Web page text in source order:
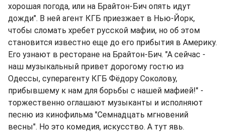
хорошая погода, или на Брайтон-Бич опять идут
дожди". В ней агент КГБ приезжает в Нью-Йорк,
чтобы сломать хребет русской мафии, но об этом
становится известно еще до его прибытия в Америку.
Его узнают в ресторане на Брайтон-Бич. "А сейчас -
наш музыкальный привет дорогому гостю из
Одессы, суперагенту КГБ Фёдору Соколову,
прибывшему к нам для борьбы с нашей мафией!" -
торжественно оглашают музыканты и исполняют
песню из кинофильма "Семнадцать мгновений
весны". Но это комедия, искусство. А тут явь.